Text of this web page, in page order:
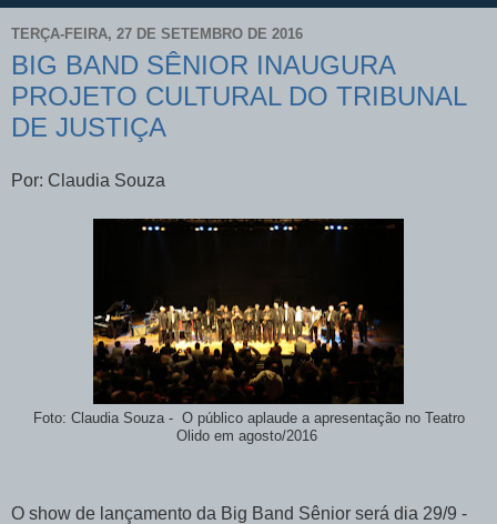
TERÇA-FEIRA, 27 DE SETEMBRO DE 2016
BIG BAND SÊNIOR INAUGURA
PROJETO CULTURAL DO TRIBUNAL
DE JUSTIÇA
Por: Claudia Souza
Foto: Claudia Souza - O público aplaude a apresentação no Teatro
Olido em agosto/2016
O show de lançamento da Big Band Sênior será dia 29/9 -